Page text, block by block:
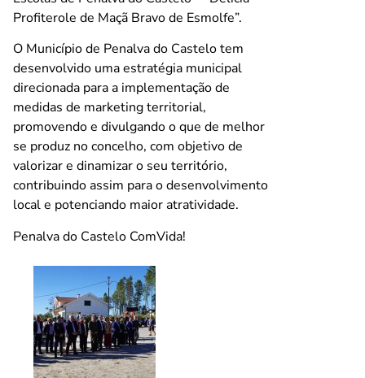
Profiterole de Maçã Bravo de Esmolfe”.
O Município de Penalva do Castelo tem
desenvolvido uma estratégia municipal
direcionada para a implementação de
medidas de marketing territorial,
promovendo e divulgando o que de melhor
se produz no concelho, com objetivo de
valorizar e dinamizar o seu território,
contribuindo assim para o desenvolvimento
local e potenciando maior atratividade.
Penalva do Castelo ComVida!